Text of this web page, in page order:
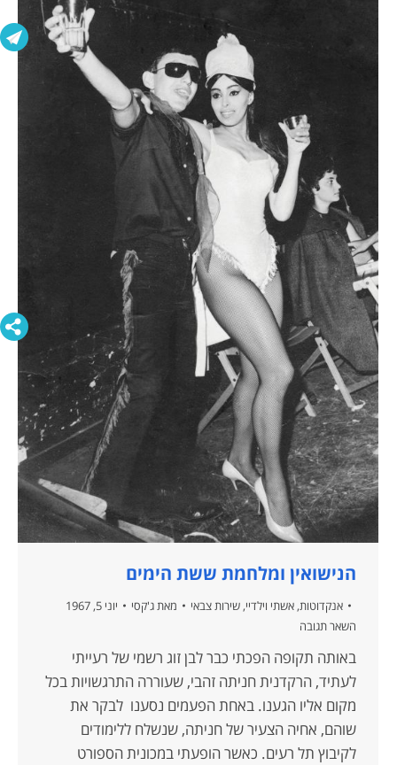
הנישואין ומלחמת ששת הימים
אנקדוטות, אשתי וילדיי, שירות צבאי מאתג'קסי
יוני 5, 1967
השאר תגובה
באותה תקופה הפכתי כבר לבן זוג רשמי של רעייתי
לעתיד, הרקדנית חניתה זהבי, שעוררה התרגשויות בכל
מקום אליו הגענו. באחת הפעמים נסענו לבקר את
שוהם, אחיה הצעיר של חניתה, שנשלח ללימודים
לקיבוץ תל רעים. כאשר הופעתי במכונית הספורט